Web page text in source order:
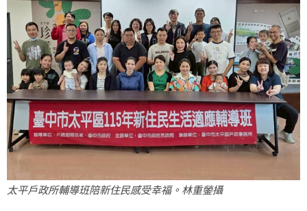
太平戶政所輔導班陪新住民感受幸福。林重鎣攝